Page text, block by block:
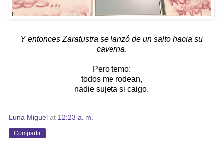
Y entonces Zaratustra se lanzó de un salto hacia su
caverna.
Pero temo:
todos me rodean,
nadie sujeta si caigo.
Luna Miguel at 12:23 a. m.
Compartir